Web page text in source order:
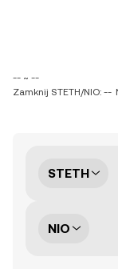
-- ~ --
Zamknij STETH/NIO: --
STETH
NIO